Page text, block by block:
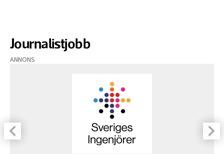
Journalistjobb
ANNONS